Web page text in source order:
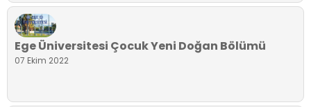
Ege Üniversitesi Çocuk Yeni Doğan Bölümü
07 Ekim 2022